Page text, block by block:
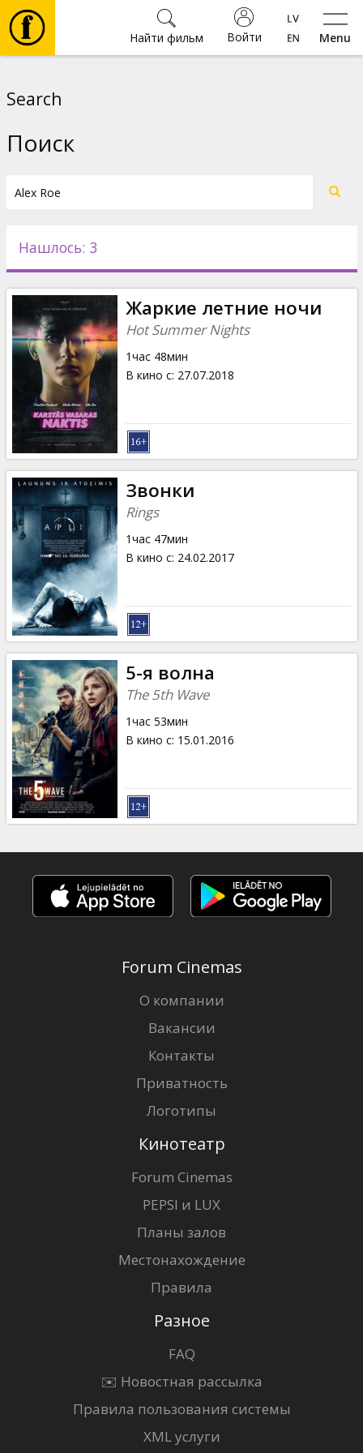
Menu
Войти
Найти фильм
Новости
Подарки
Кинозакуски
B2B
Клуб
Search
Поиск
Нашлось: 3
Жаркие летние ночи
Hot Summer Nights
1час 48мин
В кино с: 27.07.2018
Звонки
Rings
1час 47мин
В кино с: 24.02.2017
5-я волна
The 5th Wave
1час 53мин
В кино с: 15.01.2016
Forum Cinemas
О компании
Вакансии
Контакты
Приватность
Логотипы
Кинотеатр
Forum Cinemas
PEPSI и LUX
Планы залов
Местонахождение
Правила
Разное
FAQ
✉️ Новостная рассылка
Правила пользования системы
XML услуги